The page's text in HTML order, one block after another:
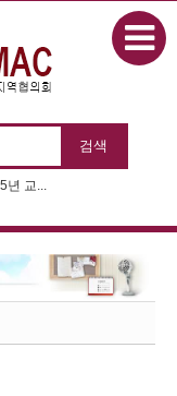
년 교...
5
5